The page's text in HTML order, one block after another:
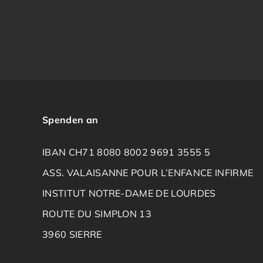
Spenden an
IBAN CH71 8080 8002 9691 3555 5
ASS. VALAISANNE POUR L’ENFANCE INFIRME
INSTITUT NOTRE-DAME DE LOURDES
ROUTE DU SIMPLON 13
3960 SIERRE